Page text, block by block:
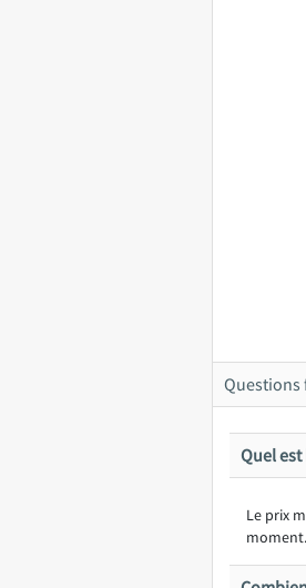
Questions
Quel
Le prix
moment.